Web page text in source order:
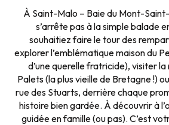
À Saint-Malo – Baie du Mont-
s’arrête pas à la simple balade
souhaitiez faire le tour des
explorer l’emblématique maison du
d’une querelle fratricide), visiter
Palets (la plus vieille de Bretagne !)
rue des Stuarts, derrière chaque
histoire bien gardée. À découvrir à
guidée en famille (ou pas). C’est